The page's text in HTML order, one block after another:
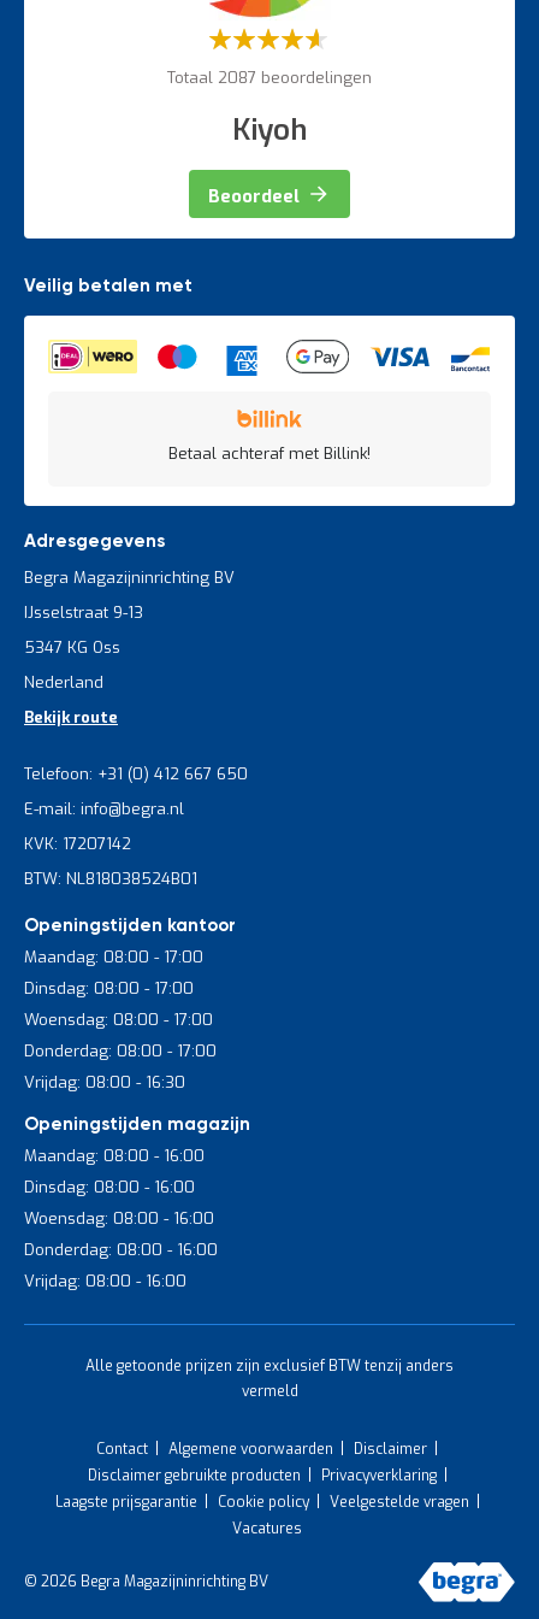
Waardering:
Totaal 2087 beoordelingen
Kiyoh
Beoordeel
Veilig betalen met
Betaal achteraf met Billink!
Adresgegevens
Begra Magazijninrichting BV
IJsselstraat 9-13
5347 KG Oss
Nederland
Bekijk route
Telefoon: +31 (0) 412 667 650
E-mail: info@begra.nl
KVK: 17207142
BTW: NL818038524B01
Openingstijden kantoor
Maandag: 08:00 - 17:00
Dinsdag: 08:00 - 17:00
Woensdag: 08:00 - 17:00
Donderdag: 08:00 - 17:00
Vrijdag: 08:00 - 16:30
Openingstijden magazijn
Maandag: 08:00 - 16:00
Dinsdag: 08:00 - 16:00
Woensdag: 08:00 - 16:00
Donderdag: 08:00 - 16:00
Vrijdag: 08:00 - 16:00
Alle getoonde prijzen zijn exclusief BTW tenzij anders
vermeld
Contact Algemene voorwaarden
Disclaimer
Disclaimer gebruikte producten
Privacyverklaring
Laagste prijsgarantie
Cookie policy
Veelgestelde vragen
Vacatures
© 2026 Begra Magazijninrichting BV